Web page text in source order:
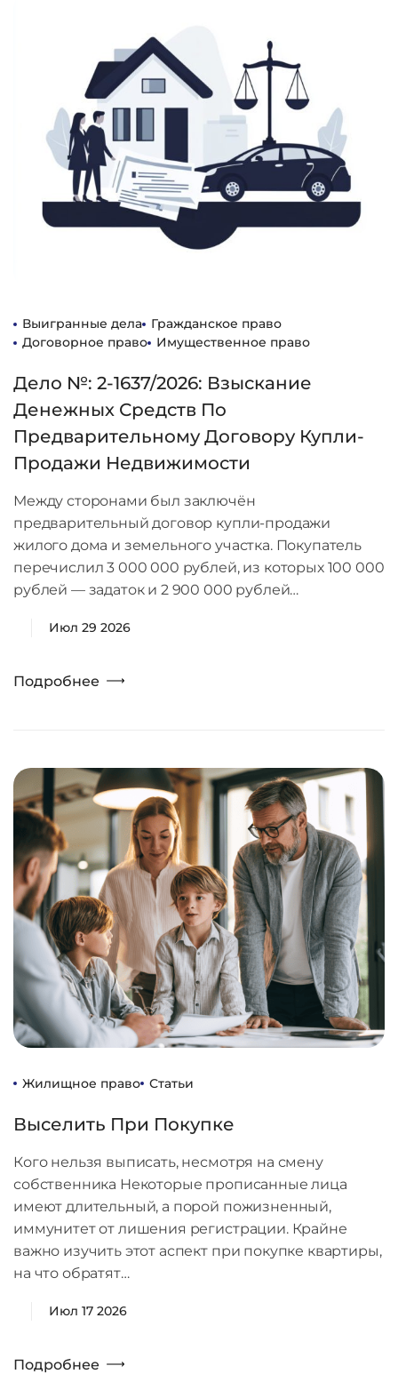
Выигранные дела
Гражданское право
Договорное право
Имущественное право
Дело №: 2-1637/2026: Взыскание
Денежных Средств По
Предварительному Договору Купли-
Продажи Недвижимости
Между сторонами был заключён
предварительный договор купли-продажи
жилого дома и земельного участка. Покупатель
перечислил 3 000 000 рублей, из которых 100 000
рублей — задаток и 2 900 000 рублей…
Июл 29 2026
Подробнее
Жилищное право Статьи
Выселить При Покупке
Кого нельзя выписать, несмотря на смену
собственника Некоторые прописанные лица
имеют длительный, а порой пожизненный,
иммунитет от лишения регистрации. Крайне
важно изучить этот аспект при покупке квартиры,
на что обратят…
Июл 17 2026
Подробнее